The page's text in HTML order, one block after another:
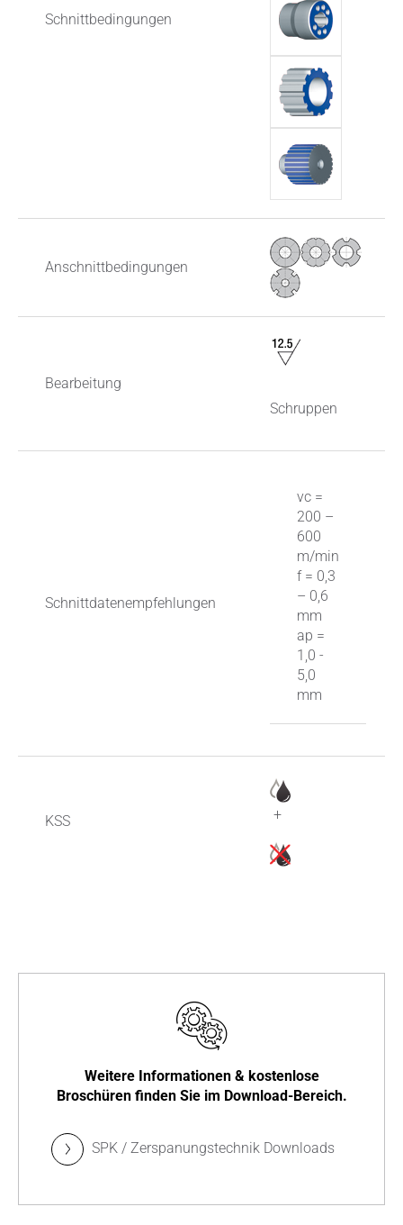
Schnittbedingungen
Anschnittbedingungen
Bearbeitung
Schruppen
Schnittdatenempfehlungen
vc =
200 –
600
m/min
f = 0,3
– 0,6
mm
ap =
1,0 -
5,0
mm
KSS +
Weitere Informationen & kostenlose
Broschüren finden Sie im Download-Bereich.
SPK / Zerspanungstechnik Downloads